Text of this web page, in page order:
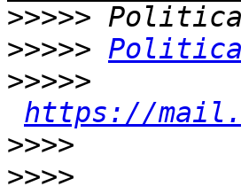
>>>>>
>>>>>
>>>>>
https://
>>>>
>>>>